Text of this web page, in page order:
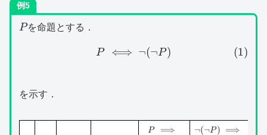
例5
P
Pを命題とする．
P\iff \lnot (\lnot
P ⟺ ¬(¬P) (1)
を示す．
P\implies
P
⟹
\lnot
¬(¬P) ⟹